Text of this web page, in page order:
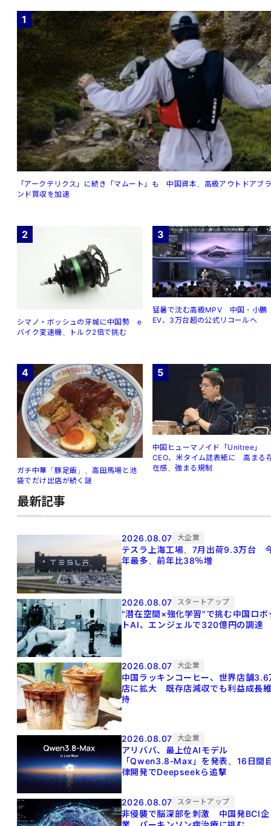
1
「アークテリクス」に続き「マムート」も 中国資本、高級アウトドアブ
ンド買収を加速
2
シマノ・ボッシュの牙城に中国勢 e
バイク変速機、トルク2倍で挑む
3
猛暑で沈む高級MPV 中国・小鵬
EV、3万台超の公式リコールへ
4
ガチ中華「豚足飯」、高田馬場と池
袋でだけ出店が続く謎
5
中国ヒューマノイド「Unitree」
CEO、米タイム誌表紙に 高まる
在感、強まる規制
最新記事
2026.08.07 大企業
テスラ上海工場、7月出荷9.3万台
年最多、前年比38％増
2026.08.07 スタートアップ
"潜在空間×強化学習"で挑む中国ロボ
トAI、エンジェルで320億円の調達
2026.08.07 大企業
中国ラッキンコーヒー、世界店舗3.6
店に拡大 既存店減収でも利益成長
持
2026.08.07 大企業
アリババ、最上位AIモデル
「Qwen3.8-Max」を発表。16日間
律開発でDeepseekら追撃
2026.08.07 スタートアップ
非侵襲で脳深部を刺激 中国発BCI企